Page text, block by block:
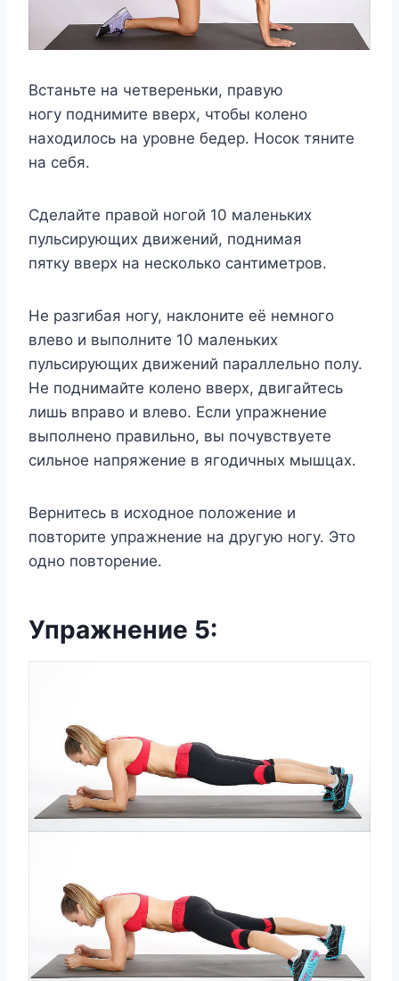
Встаньте на четвереньки, правую
ногу поднимите вверх, чтобы колено
находилось на уровне бедер. Носок тяните
на себя.
Сделайте правой ногой 10 маленьких
пульсирующих движений, поднимая
пятку вверх на несколько сантиметров.
Не разгибая ногу, наклоните её немного
влево и выполните 10 маленьких
пульсирующих движений параллельно полу.
Не поднимайте колено вверх, двигайтесь
лишь вправо и влево. Если упражнение
выполнено правильно, вы почувствуете
сильное напряжение в ягодичных мышцах.
Вернитесь в исходное положение и
повторите упражнение на другую ногу. Это
одно повторение.
Упражнение 5: